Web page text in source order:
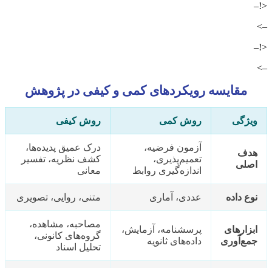
<!–
–>
<!–
–>
مقایسه رویکردهای کمی و کیفی در پژوهش
ویژگی روش کمی روش کیفی
هدف
اصلی
آزمون فرضیه،
تعمیم‌پذیری،
اندازه‌گیری روابط
درک عمیق پدیده‌ها،
کشف نظریه، تفسیر
معانی
نوع داده عددی، آماری متنی، روایی، تصویری
ابزارهای
جمع‌آوری
پرسشنامه، آزمایش،
داده‌های ثانویه
مصاحبه، مشاهده،
گروه‌های کانونی،
تحلیل اسناد